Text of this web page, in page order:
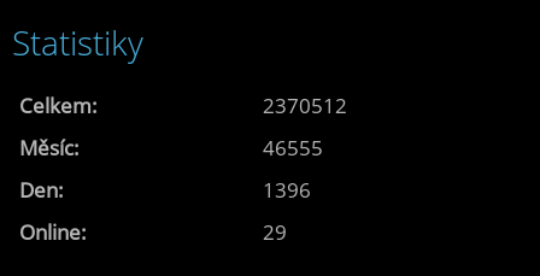
Statistiky
Online: 29
Celkem:
2370512
Měsíc:
46555
Den:
1396